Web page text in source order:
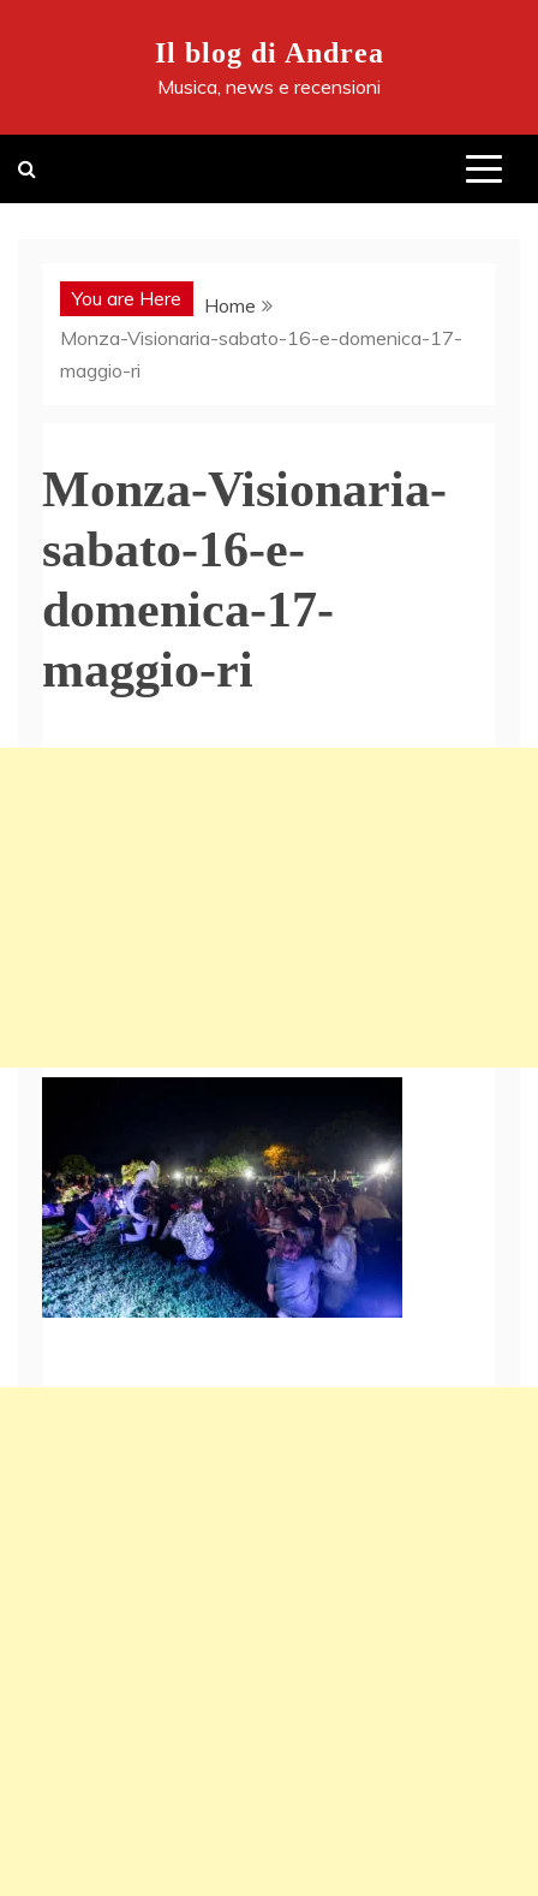
Il blog di Andrea
Musica, news e recensioni
You are Here
Home
Monza-Visionaria-sabato-16-e-domenica-17-
maggio-ri
Monza-Visionaria-
sabato-16-e-
domenica-17-
maggio-ri